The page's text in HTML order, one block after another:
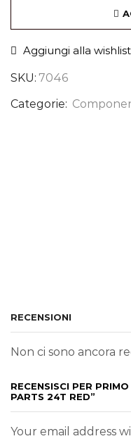
Aggiungi alla wishlist
SKU: 7046
Categorie:
RECENSIONI
Non ci sono ancora
RECENSISCI PER
PARTS 24T RED”
Your email address